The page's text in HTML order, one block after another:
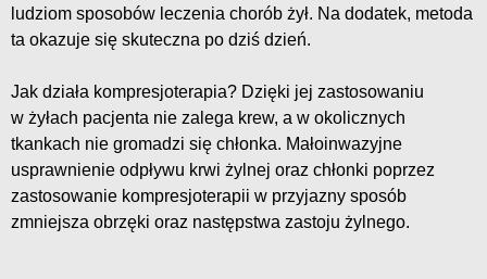
ludziom sposobów leczenia chorób żył. Na dodatek, metoda
ta okazuje się skuteczna po dziś dzień.
Jak działa kompresjoterapia? Dzięki jej zastosowaniu
w żyłach pacjenta nie zalega krew, a w okolicznych
tkankach nie gromadzi się chłonka. Małoinwazyjne
usprawnienie odpływu krwi żylnej oraz chłonki poprzez
zastosowanie kompresjoterapii w przyjazny sposób
zmniejsza obrzęki oraz następstwa zastoju żylnego.